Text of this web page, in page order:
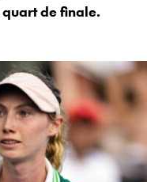
de finale.